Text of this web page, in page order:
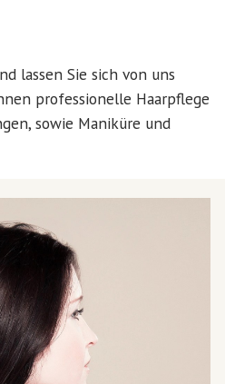
lassen Sie sich von uns
professionelle Haarpflege
sowie Maniküre und